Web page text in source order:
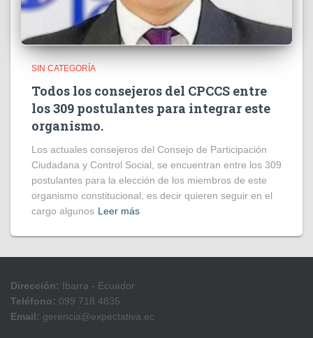
SIN CATEGORÍA
Todos los consejeros del CPCCS entre
los 309 postulantes para integrar este
organismo.
Los actuales consejeros del Consejo de Participación
Ciudadana y Control Social, se encuentran entre los 309
postulantes para la elección de los miembros de este
organismo constitucional, es decir quieren seguir en el
cargo algunos Leer más
Dirección: Ibarra - Ecuador
Teléfono: 099 718 4835
Email: gerencia@expectativa.ec